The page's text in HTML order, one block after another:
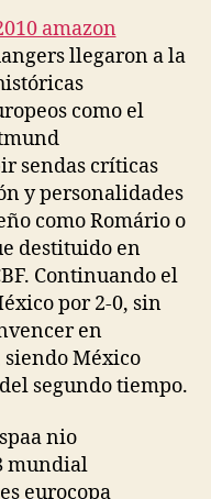
llegaron a la
como el
sendas críticas
y personalidades
como Romário o
destituido en
Continuando el
por 2-0, sin
en
México
segundo tiempo.